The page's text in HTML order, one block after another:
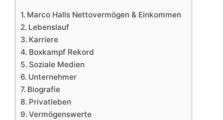
Marco Halls Nettovermögen & Einkommen
Lebenslauf
Karriere
Boxkampf Rekord
Soziale Medien
Unternehmer
Biografie
Privatleben
Vermögenswerte